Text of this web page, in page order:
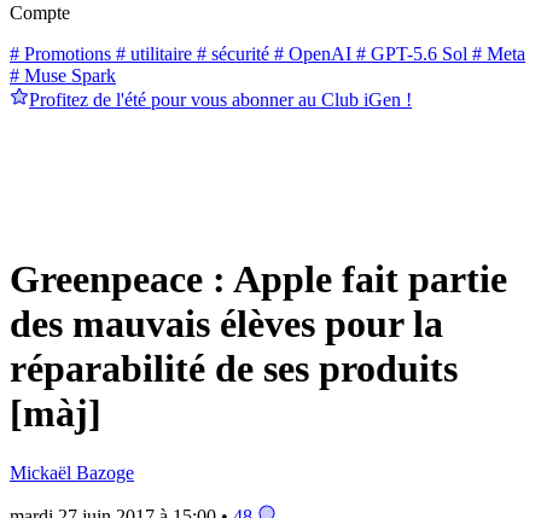
Compte
# Promotions # utilitaire # sécurité # OpenAI # GPT-5.6 Sol # Meta
# Muse Spark
Profitez de l'été pour vous abonner au Club iGen !
Greenpeace : Apple fait partie
des mauvais élèves pour la
réparabilité de ses produits
[màj]
Mickaël Bazoge